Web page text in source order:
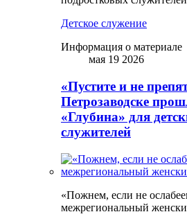
Детское служение
Информация о материале
мая 19 2026
«Пустите и не
Петрозаводске
«Глубина» для
служителей
«Пожнем, если не
межрегиональный